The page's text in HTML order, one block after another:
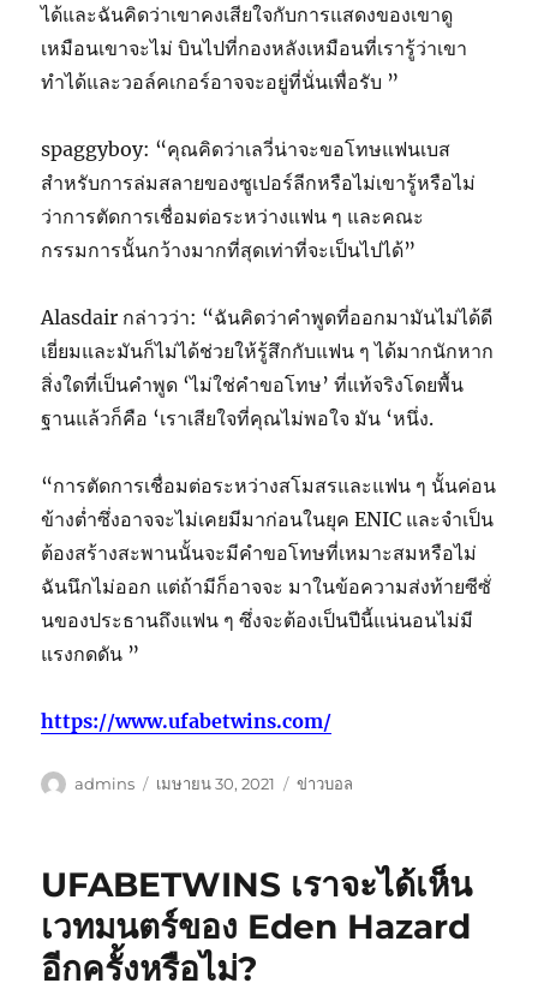
ได้และฉันคิดว่าเขาคงเสียใจกับการแสดงของเขาดู
เหมือนเขาจะไม่ บินไปที่กองหลังเหมือนที่เรารู้ว่าเขา
ทำได้และวอล์คเกอร์อาจจะอยู่ที่นั่นเพื่อรับ ”
spaggyboy: “คุณคิดว่าเลวี่น่าจะขอโทษแฟนเบส
สำหรับการล่มสลายของซูเปอร์ลีกหรือไม่เขารู้หรือไม่
ว่าการตัดการเชื่อมต่อระหว่างแฟน ๆ และคณะ
กรรมการนั้นกว้างมากที่สุดเท่าที่จะเป็นไปได้”
Alasdair กล่าวว่า: “ฉันคิดว่าคำพูดที่ออกมามันไม่ได้ดี
เยี่ยมและมันก็ไม่ได้ช่วยให้รู้สึกกับแฟน ๆ ได้มากนักหาก
สิ่งใดที่เป็นคำพูด ‘ไม่ใช่คำขอโทษ’ ที่แท้จริงโดยพื้น
ฐานแล้วก็คือ ‘เราเสียใจที่คุณไม่พอใจ มัน ‘หนึ่ง.
“การตัดการเชื่อมต่อระหว่างสโมสรและแฟน ๆ นั้นค่อน
ข้างต่ำซึ่งอาจจะไม่เคยมีมาก่อนในยุค ENIC และจำเป็น
ต้องสร้างสะพานนั้นจะมีคำขอโทษที่เหมาะสมหรือไม่
ฉันนึกไม่ออก แต่ถ้ามีก็อาจจะ มาในข้อความส่งท้ายซีซั่
นของประธานถึงแฟน ๆ ซึ่งจะต้องเป็นปีนี้แน่นอนไม่มี
แรงกดดัน ”
https://www.ufabetwins.com/
ผู้
admins
เขียน
เมษายน 30, 2021
หมวด
ข่าวบอล
UFABETWINS เราจะได้เห็น
เวทมนตร์ของ Eden Hazard
อีกครั้งหรือไม่?